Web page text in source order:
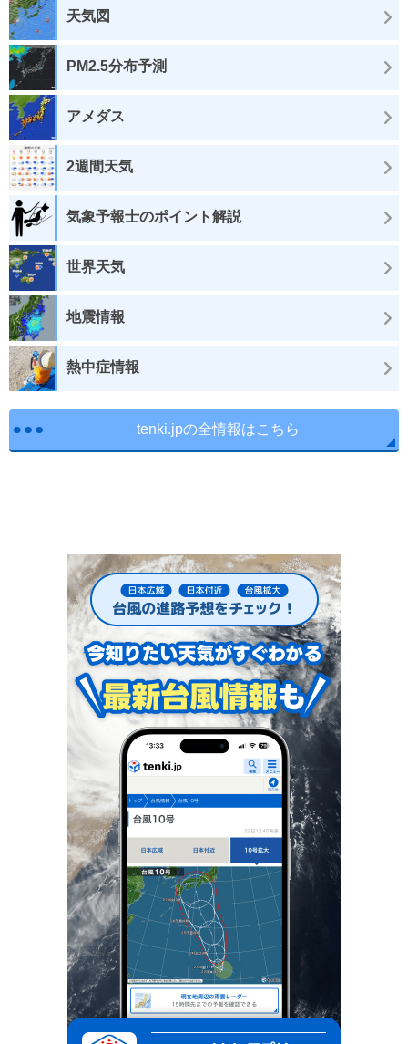
天気図
PM2.5分布予測
アメダス
2週間天気
気象予報士のポイント解説
世界天気
地震情報
熱中症情報
tenki.jpの全情報はこちら